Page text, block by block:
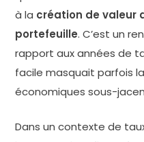
à la création de valeur
portefeuille. C’est un
rapport aux années de
facile masquait parfois
économiques sous-
Dans un contexte de